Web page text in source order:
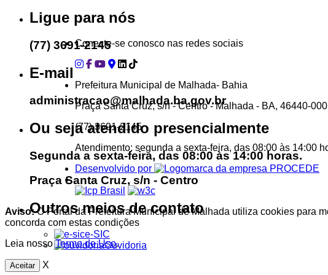
Ligue para nós
(77) 3691-2145
E-mail
administracao@malhada.ba.gov.br
Ou seja atendido presencialmente
Segunda a sexta-feira, das 08:00 às 14:00 horas.
Praça Santa Cruz, s/n - Centro
Outros meios de contato
e-SIC
Ouvidoria
Conecte-se conosco nas redes sociais
Prefeitura Municipal de Malhada- Bahia
Praça Santa Cruz, s/n - Centro - Malhada - BA, 46440-000
(77) 3691-2145
Atendimento: segunda a sexta-feira, das 08:00 às 14:00
Desenvolvido por
Aviso:O Portal da Prefeitura Municipal de Malhada utiliza cookies para
concorda com estas condições
Leia nossoTermo de Uso.
Aceitar X